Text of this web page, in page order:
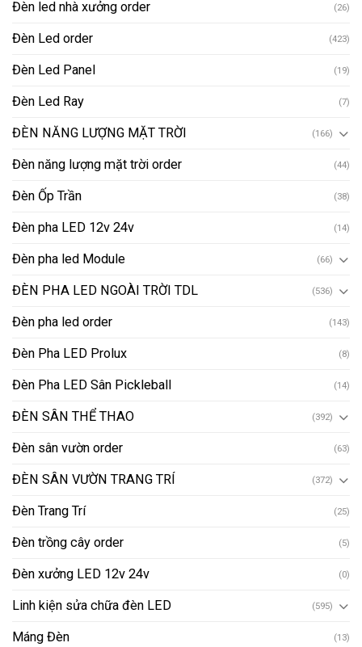
Đèn led nhà xưởng order (26)
Đèn Led order (423)
Đèn Led Panel (19)
Đèn Led Ray (7)
ĐÈN NĂNG LƯỢNG MẶT TRỜI (166)
Đèn năng lượng mặt trời order (44)
Đèn Ốp Trần (38)
Đèn pha LED 12v 24v (14)
Đèn pha led Module (66)
ĐÈN PHA LED NGOÀI TRỜI TDL (536)
Đèn pha led order (143)
Đèn Pha LED Prolux (8)
Đèn Pha LED Sân Pickleball (14)
ĐÈN SÂN THỂ THAO (392)
Đèn sân vườn order (63)
ĐÈN SÂN VƯỜN TRANG TRÍ (372)
Đèn Trang Trí (25)
Đèn trồng cây order (5)
Đèn xưởng LED 12v 24v (0)
Linh kiện sửa chữa đèn LED (595)
Máng Đèn (13)